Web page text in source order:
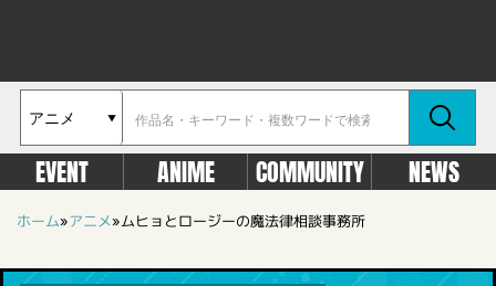
EVENT ANIME COMMUNITY NEWS
ホーム»アニメ»ムヒョとロージーの魔法律相談事務所